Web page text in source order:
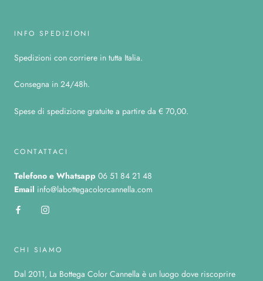
INFO SPEDIZIONI
Spedizioni con corriere in tutta Italia.
Consegna in 24/48h.
Spese di spedizione gratuite a partire da € 70,00.
CONTATTACI
Telefono e Whatsapp 06 51 84 21 48
Email info@labottegacolorcannella.com
CHI SIAMO
Dal 2011, La Bottega Color Cannella è un luogo dove riscoprire